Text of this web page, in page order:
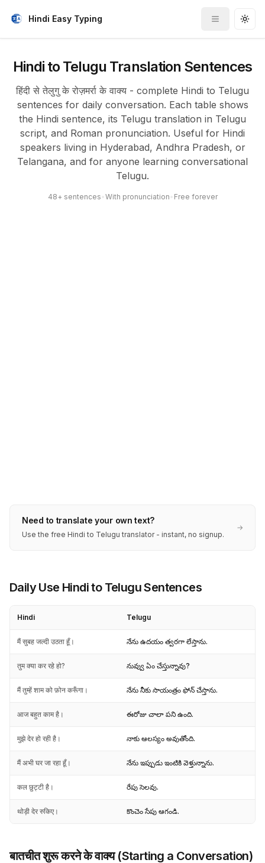
Hindi Easy Typing
Toggle
Hindi to Telugu Translation Sentences
हिंदी से तेलुगु के रोज़मर्रा के वाक्य - complete Hindi to Telugu
sentences for daily conversation. Each table shows
the Hindi sentence, its Telugu translation in Telugu
script, and Roman pronunciation. Useful for Hindi
speakers living in Hyderabad, Andhra Pradesh, or
Telangana, and for anyone learning conversational
Telugu.
48+ sentences With pronunciation Free forever
Need to translate your own text?
Use the free Hindi to Telugu translator - instant, no signup.
→
Daily Use Hindi to Telugu Sentences
Hindi Telugu
मैं सुबह जल्दी उठता हूँ। నేను ఉదయం త్వరగా లేస్తాను.
तुम क्या कर रहे हो? నువ్వు ఏం చేస్తున్నావు?
मैं तुम्हें शाम को फ़ोन करूँगा। నేను నీకు సాయంత్రం ఫోన్ చేస్తాను.
आज बहुत काम है। ఈరోజు చాలా పని ఉంది.
मुझे देर हो रही है। నాకు ఆలస్యం అవుతోంది.
मैं अभी घर जा रहा हूँ। నేను ఇప్పుడు ఇంటికి వెళ్తున్నాను.
कल छुट्टी है। రేపు సెలవు.
थोड़ी देर रुकिए। కొంచెం సేపు ఆగండి.
बातचीत शुरू करने के वाक्य (Starting a Conversation)